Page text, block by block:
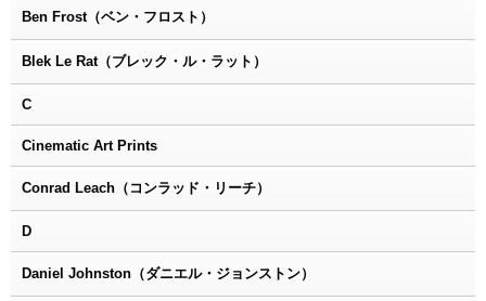
Ben Frost（ベン・フロスト）
Blek Le Rat（ブレック・ル・ラット）
C
Cinematic Art Prints
Conrad Leach（コンラッド・リーチ）
D
Daniel Johnston（ダニエル・ジョンストン）